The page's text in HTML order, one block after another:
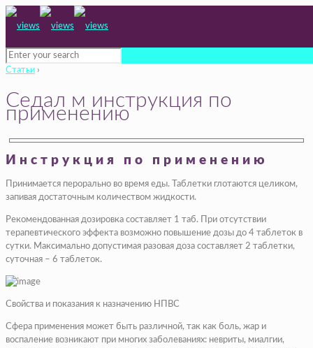
Статьи ›
Седал м инструкция по
применению
Инструкция по применению
Принимается перорально во время еды. Таблетки глотаются целиком,
запивая достаточным количеством жидкости.
Рекомендованная дозировка составляет 1 таб. При отсутствии
терапевтического эффекта возможно повышение дозы до 4 таблеток в
сутки. Максимально допустимая разовая доза составляет 2 таблетки,
суточная – 6 таблеток.
Свойства и показания к назначению НПВС
Сфера применения может быть различной, так как боль, жар и
воспаление возникают при многих заболеваниях: невриты, миалгии,